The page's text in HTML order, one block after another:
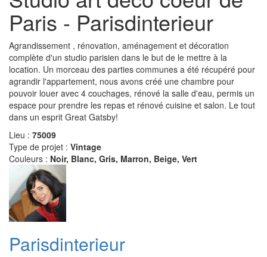
Paris - Parisdinterieur
Agrandissement , rénovation, aménagement et décoration
complète d'un studio parisien dans le but de le mettre à la
location. Un morceau des parties communes a été récupéré pour
agrandir l'appartement, nous avons créé une chambre pour
pouvoir louer avec 4 couchages, rénové la salle d'eau, permis un
espace pour prendre les repas et rénové cuisine et salon. Le tout
dans un esprit Great Gatsby!
Lieu : 75009
Type de projet : Vintage
Couleurs : Noir, Blanc, Gris, Marron, Beige, Vert
Parisdinterieur